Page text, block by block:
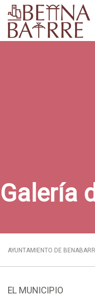
Galería
AYUNTAMIENTO DE
EL MUNICIPIO